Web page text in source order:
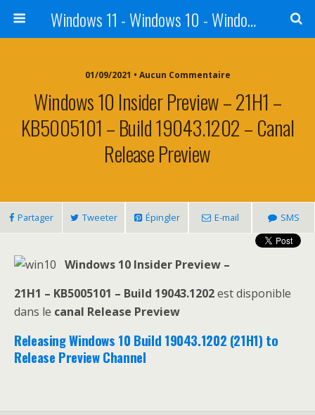
Windows 11 - Windows 10 - Windows 8 - Windows 7 - VISTA
01/09/2021 • Aucun Commentaire
Windows 10 Insider Preview – 21H1 –
KB5005101 – Build 19043.1202 – Canal
Release Preview
Partager Tweeter Épingler E-mail SMS
Windows 10 Insider Preview –
21H1 – KB5005101 – Build 19043.1202est disponible
dans le canal Release Preview
Releasing Windows 10 Build 19043.1202 (21H1) to
Release Preview Channel